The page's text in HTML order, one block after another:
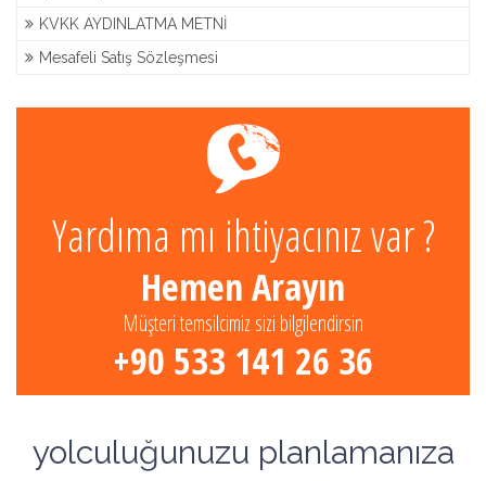
KVKK AYDINLATMA METNİ
Mesafeli Satış Sözleşmesi
Yardıma mı ihtiyacınız var ?
Hemen Arayın
Müşteri temsilcimiz sizi bilgilendirsin
+90 533 141 26 36
yolculuğunuzu planlamanıza